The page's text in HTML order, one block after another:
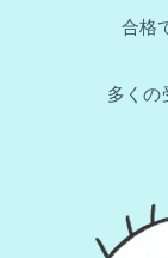
合格
多くの